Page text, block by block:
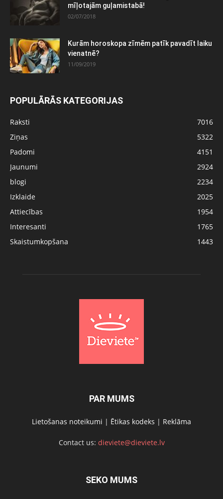
mīļotajām guļamistabā!
02/07/2018
Kurām horoskopa zīmēm patīk pavadīt laiku
vienatnē?
11/09/2019
POPULĀRĀS KATEGORIJAS
Raksti
7016
Ziņas
5322
Padomi
4151
Jaunumi
2924
blogi
2234
Izklaide
2025
Attiecības
1954
Interesanti
1765
Skaistumkopšana
1443
PAR MUMS
Lietošanas noteikumi | Ētikas kodeks | Reklāma
Contact us: dieviete@dieviete.lv
SEKO MUMS